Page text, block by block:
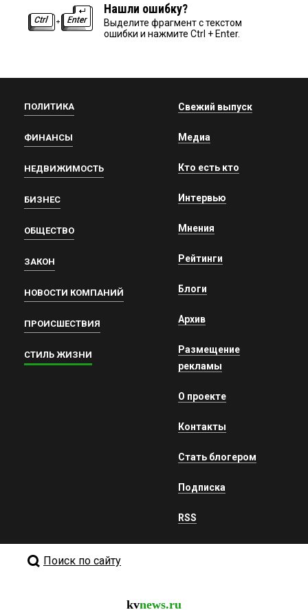
Нашли ошибку?
Выделите фрагмент с текстом
ошибки и нажмите Ctrl + Enter.
ПОЛИТИКА
ФИНАНСЫ
НЕДВИЖИМОСТЬ
БИЗНЕС
ОБЩЕСТВО
ЗАКОН
НОВОСТИ КОМПАНИЙ
ПРОИСШЕСТВИЯ
СТИЛЬ ЖИЗНИ
Свежий выпуск
Медиа
Кто есть кто
Интервью
Мнения
Рейтинги
Блоги
Архив
Размещение
рекламы
О проекте
Контакты
Стать блогером
Подписка
RSS
Поиск по сайту
kvnews.ru